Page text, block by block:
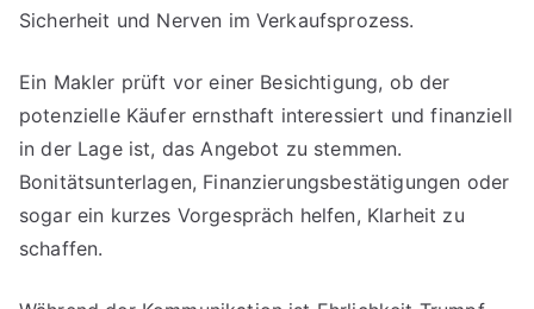
Sicherheit und Nerven im Verkaufsprozess.
Ein Makler prüft vor einer Besichtigung, ob der
potenzielle Käufer ernsthaft interessiert und finanziell
in der Lage ist, das Angebot zu stemmen.
Bonitätsunterlagen, Finanzierungsbestätigungen oder
sogar ein kurzes Vorgespräch helfen, Klarheit zu
schaffen.